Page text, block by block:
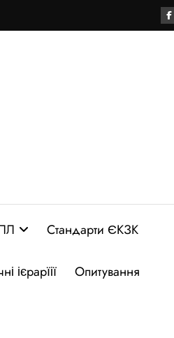
Стандарти ЄКЗК
ієрарїії Опитування